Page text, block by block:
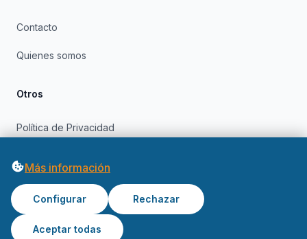
Contacto
Quienes somos
Otros
Política de Privacidad
Más información
Configurar Rechazar
Aceptar todas